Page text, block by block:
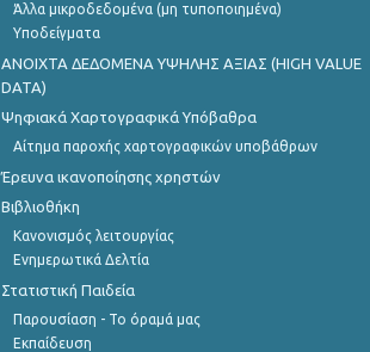
Άλλα μικροδεδομένα (μη τυποποιημένα)
Υποδείγματα
ANOIXTA ΔΕΔΟΜΕΝΑ ΥΨΗΛΗΣ ΑΞΙΑΣ (HIGH VALUE
DATA)
Ψηφιακά Χαρτογραφικά Υπόβαθρα
Αίτημα παροχής χαρτογραφικών υποβάθρων
Έρευνα ικανοποίησης χρηστών
Βιβλιοθήκη
Κανονισμός λειτουργίας
Ενημερωτικά Δελτία
Στατιστική Παιδεία
Παρουσίαση - Το όραμά μας
Εκπαίδευση